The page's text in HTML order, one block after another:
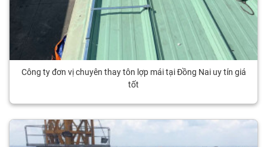
Công ty đơn vị chuyên thay tôn lợp mái tại Đồng Nai uy tín giá
tốt